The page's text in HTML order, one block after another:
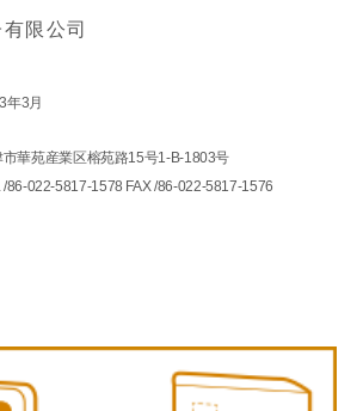
限公司
年3月
市華苑産業区榕苑路15号1-B-1803号
/86-022-5817-1578 FAX /86-022-5817-1576